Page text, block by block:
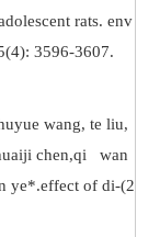
rats. env
3596-3607.
wang, te liu,
chen,qi wan
ye*.effect of di-(2